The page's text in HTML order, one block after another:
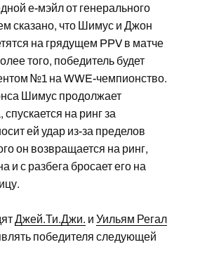
е-мэйл от генерального
сказано, что Шимус и Джон
на грядущем PPV в матче
того, победитель будет
№1 на WWE-чемпионство.
Шимус продолжает
на ринг за
ей удар из-за пределов
он возвращается на ринг,
и с разбега бросает его на
Джей.Ти.Джи. и Уильям Регал
победителя следующей